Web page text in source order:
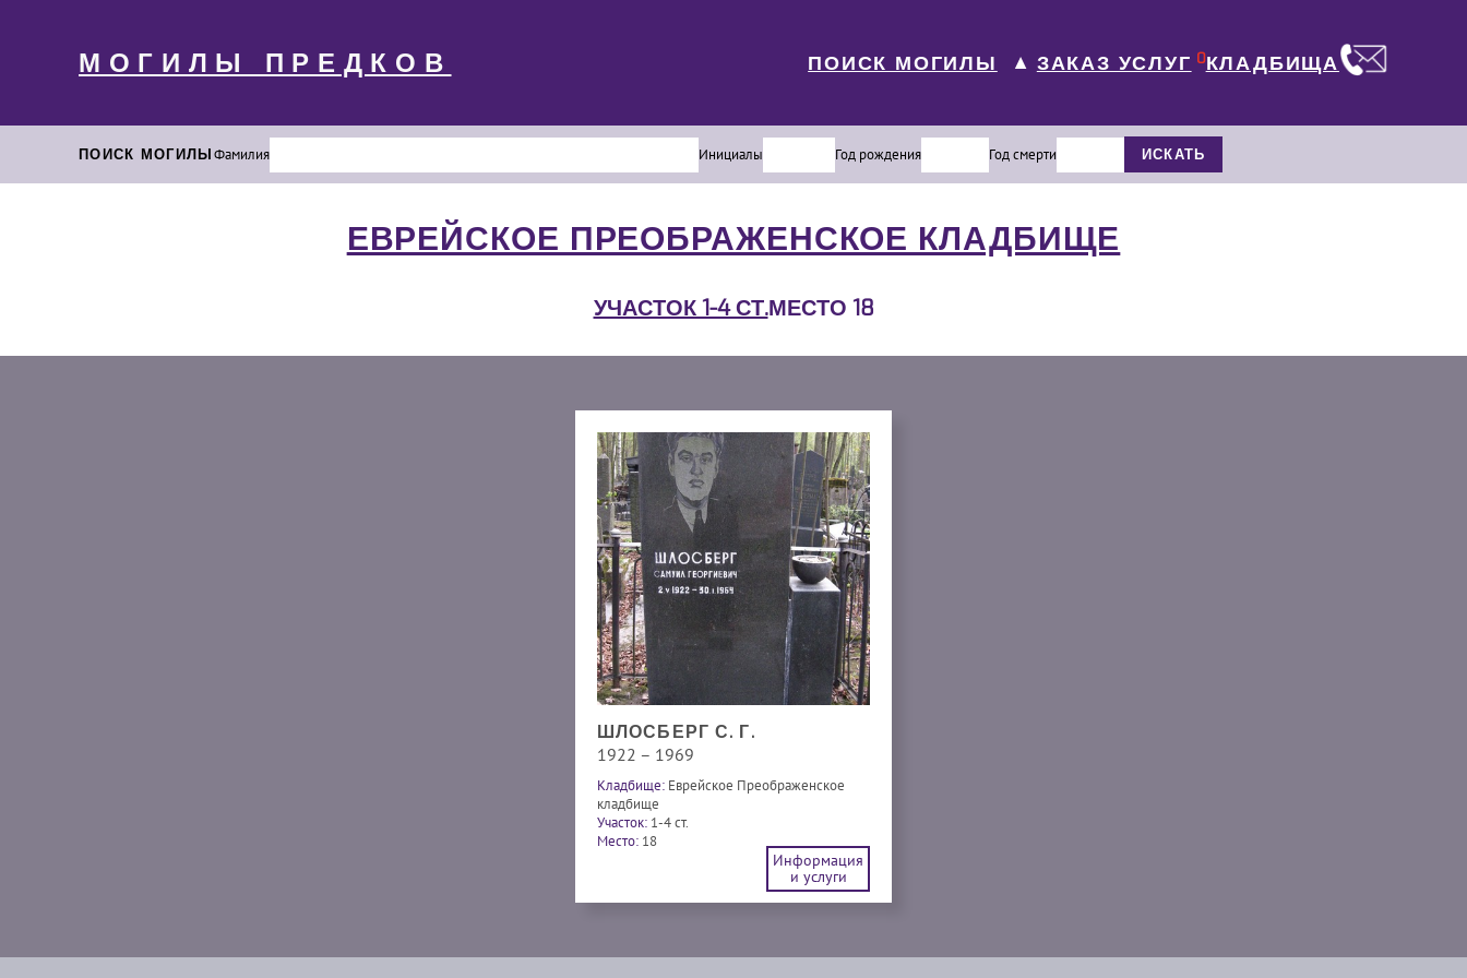
МОГИЛЫ ПРЕДКОВ ПОИСК МОГИЛЫ ▼ ЗАКАЗ УСЛУГ 0КЛАДБИЩА
ПОИСК МОГИЛЫФамилия Инициалы Год рождения Год смерти ИСКАТЬ
ЕВРЕЙСКОЕ ПРЕОБРАЖЕНСКОЕ КЛАДБИЩЕ
УЧАСТОК 1-4 СТ.МЕСТО 18
ШЛОСБЕРГ С. Г.
1922 – 1969
Кладбище: Еврейское Преображенское
кладбище
Участок: 1-4 ст.
Место: 18
Информация
и услуги